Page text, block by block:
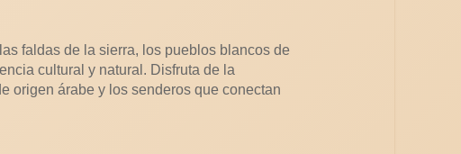
faldas de la sierra, los pueblos blancos de
cultural y natural. Disfruta de la
origen árabe y los senderos que conectan